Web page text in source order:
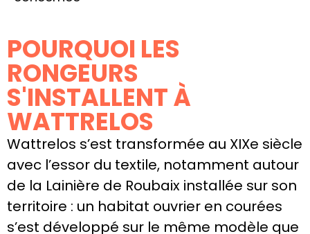
POURQUOI LES
RONGEURS
S'INSTALLENT À
WATTRELOS
Wattrelos s’est transformée au XIXe siècle
avec l’essor du textile, notamment autour
de la Lainière de Roubaix installée sur son
territoire : un habitat ouvrier en courées
s’est développé sur le même modèle que